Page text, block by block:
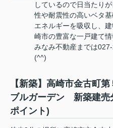
しているので日当たり
性や耐震性の高いベタ
エネルギーを吸収し、
崎市の豊富な一戸建て
みなみ不動産までは
(^^)
【新築】高崎市金古
ブルガーデン 新築建売
ポイント)